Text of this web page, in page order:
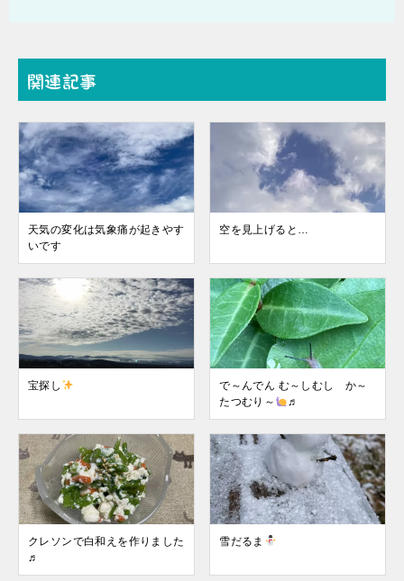
関連記事
天気の変化は気象痛が起きやす
いです
空を見上げると…
宝探し
で～んでん む～しむし か～
たつむり～
♬
クレソンで白和えを作りました
♬
雪だるま